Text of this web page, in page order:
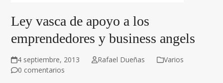
Ley vasca de apoyo a los
emprendedores y business angels
4 septiembre, 2013 Rafael Dueñas
Varios
0 comentarios